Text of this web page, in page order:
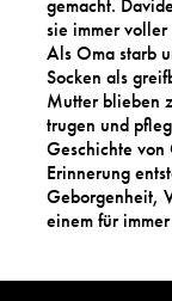
sie immer voller
Als Oma starb
Socken als
Mutter blieben
trugen und
Geschichte
Erinnerung
Geborgenheit,
einem für